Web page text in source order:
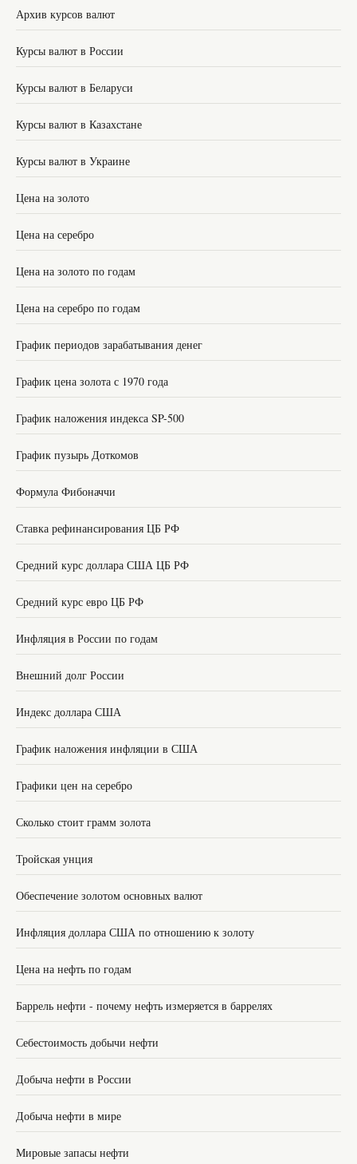
Архив курсов валют
Курсы валют в России
Курсы валют в Беларуси
Курсы валют в Казахстане
Курсы валют в Украине
Цена на золото
Цена на серебро
Цена на золото по годам
Цена на серебро по годам
График периодов зарабатывания денег
График цена золота с 1970 года
График наложения индекса SP-500
График пузырь Доткомов
Формула Фибоначчи
Ставка рефинансирования ЦБ РФ
Средний курс доллара США ЦБ РФ
Средний курс евро ЦБ РФ
Инфляция в России по годам
Внешний долг России
Индекс доллара США
График наложения инфляции в США
Графики цен на серебро
Сколько стоит грамм золота
Тройская унция
Обеспечение золотом основных валют
Инфляция доллара США по отношению к золоту
Цена на нефть по годам
Баррель нефти - почему нефть измеряется в баррелях
Себестоимость добычи нефти
Добыча нефти в России
Добыча нефти в мире
Мировые запасы нефти